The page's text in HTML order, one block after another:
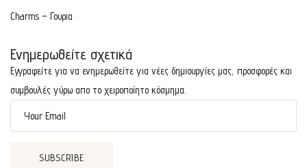
Charms – Γουρια
Ενημερωθείτε σχετικά
Εγγραφείτε για να ενημερωθείτε για νέες δημιουργίες μας, προσφορές και
συμβουλές γύρω απο το χειροποίητο κόσμημα.
Your Email